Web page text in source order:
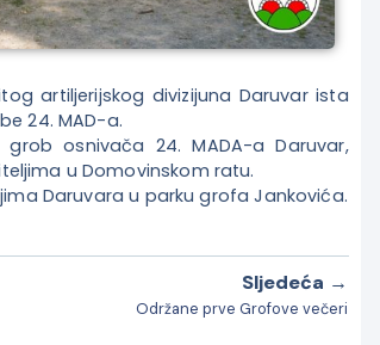
artiljerijskog divizijuna Daruvar ista
24. MAD-a.
osnivača 24. MADA-a Daruvar,
u Domovinskom ratu.
Daruvara u parku grofa Jankovića.
Sljedeća →
Održane prve Grofove večeri